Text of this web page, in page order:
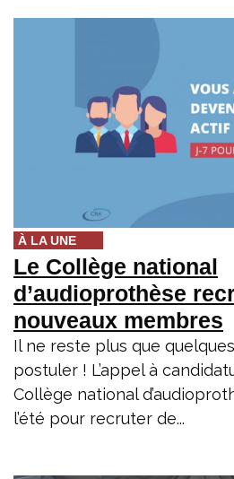
À LA UNE
Le Collège national
d’audioprothèse
nouveaux membres
Il ne reste plus que
postuler ! L’appel à
Collège national
l’été pour recruter de...